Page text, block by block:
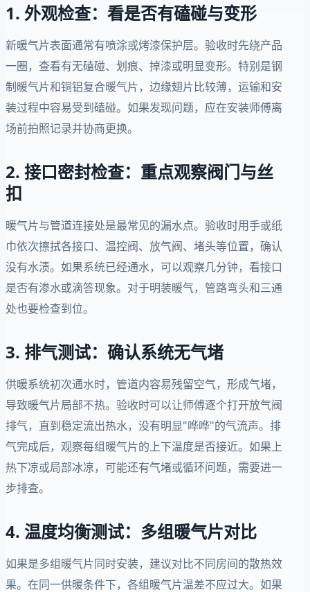
1. 外观检查：看是否有磕碰与变形
新暖气片表面通常有喷涂或烤漆保护层。验收时先绕产品
一圈，查看有无磕碰、划痕、掉漆或明显变形。特别是钢
制暖气片和铜铝复合暖气片，边缘翅片比较薄，运输和安
装过程中容易受到磕碰。如果发现问题，应在安装师傅离
场前拍照记录并协商更换。
2. 接口密封检查：重点观察阀门与丝
扣
暖气片与管道连接处是最常见的漏水点。验收时用手或纸
巾依次擦拭各接口、温控阀、放气阀、堵头等位置，确认
没有水渍。如果系统已经通水，可以观察几分钟，看接口
是否有渗水或滴答现象。对于明装暖气，管路弯头和三通
处也要检查到位。
3. 排气测试：确认系统无气堵
供暖系统初次通水时，管道内容易残留空气，形成气堵，
导致暖气片局部不热。验收时可以让师傅逐个打开放气阀
排气，直到稳定流出热水，没有明显"哗哗"的气流声。排
气完成后，观察每组暖气片的上下温度是否接近。如果上
热下凉或局部冰凉，可能还有气堵或循环问题，需要进一
步排查。
4. 温度均衡测试：多组暖气片对比
如果是多组暖气片同时安装，建议对比不同房间的散热效
果。在同一供暖条件下，各组暖气片温差不应过大。如果